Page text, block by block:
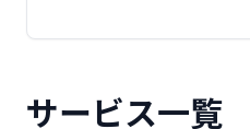
サービス一覧